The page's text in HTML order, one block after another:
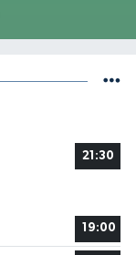
21:30
19:00